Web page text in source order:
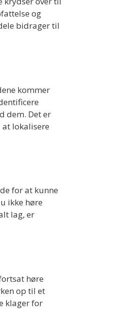
og
bidrager til
kommer
dem. Det er
lokalisere
for at kunne
ikke høre
lag, er
høre
op til et
klager for